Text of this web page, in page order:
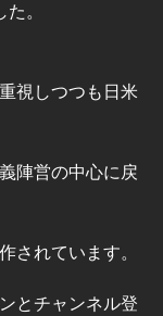
。
視しつつも日米
陣営の中心に戻
されています。
とチャンネル登